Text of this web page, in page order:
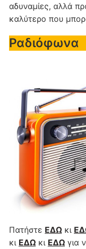
αδυναμίες, αλλά
καλύτερο που
Ραδιόφωνα
Πατήστε ΕΔΩκι
κι ΕΔΩκι ΕΔΩγια